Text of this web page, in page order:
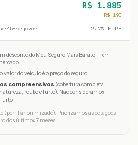
R$ 1.885
−R$ 190
· 45+ · c/ jovem 2.7% FIPE
desconto do Meu Seguro Mais Barato — em
valor do veículo é o preço do seguro.
compreensivos (cobertura completa:
roubo e furto). Não consideramos
(perfil anonimizado). Priorizamos as cotações
dos últimos 7 meses.